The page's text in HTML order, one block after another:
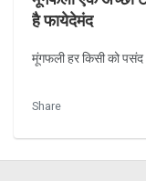
है फायेदेमंद
मूंगफली हर किसी को पसंद
Share